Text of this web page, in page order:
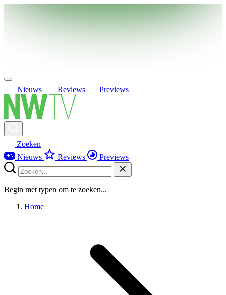
Nieuws Reviews Previews
Zoeken
Nieuws
Reviews Previews
Begin met typen om te zoeken...
Home